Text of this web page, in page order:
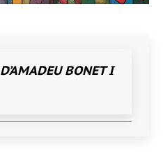
D’AMADEU BONET I